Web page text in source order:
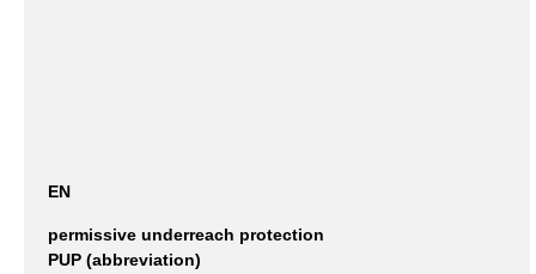
EN
permissive underreach protection
PUP (abbreviation)